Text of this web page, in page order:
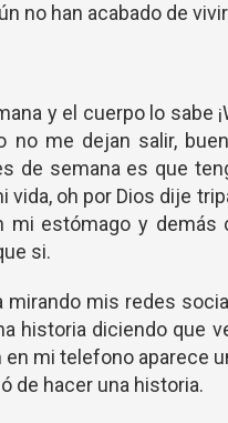
no han acabado de
y el cuerpo lo sabe
no me dejan salir,
de semana es que
vida, oh por Dios dije
mi estómago y
si.
mirando mis redes
historia diciendo que
mi telefono aparece
de hacer una historia.